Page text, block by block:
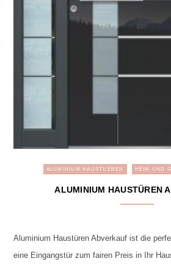
ALUMINIUM HAUSTUEREN HEIM UND
ALUMINIUM HAUSTÜREN
Aluminium Haustüren Abverkauf ist die
eine Eingangstür zum fairen Preis in Ihr